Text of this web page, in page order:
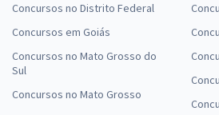
Concursos no Distrito Federal
Concursos em Goiás
Concursos no Mato Grosso do
Sul
Concursos no Mato Grosso